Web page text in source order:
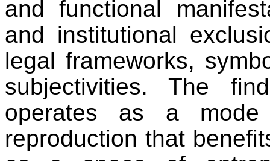
and functional
and institutional
legal frameworks,
subjectivities. The
operates as a
reproduction that